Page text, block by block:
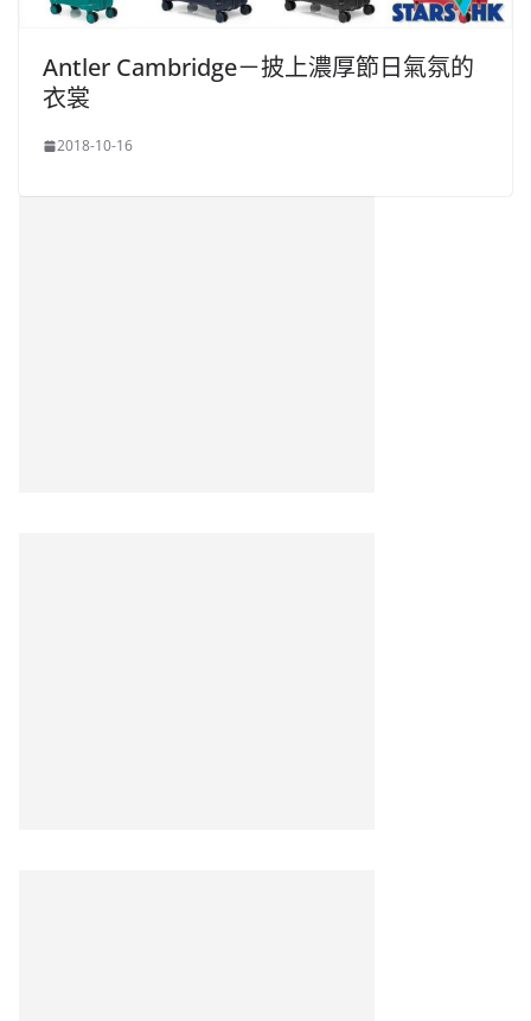
Antler Cambridge－披上濃厚節日氣氛的
衣裳
2018-10-16